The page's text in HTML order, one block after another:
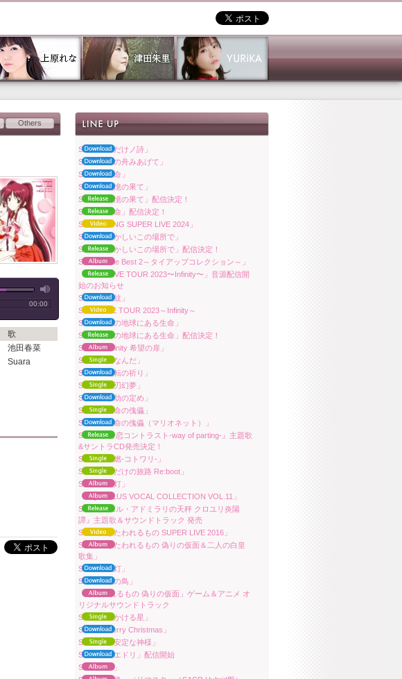
Others
00:00
歌
池田春菜
Suara
Suara「君だけノ詩」
Suara「月の舟みあげて」
Suara「響命」
Suara「記憶の果て」
Suara「記憶の果て」配信決定！
Suara「響命」配信決定！
Suara「KING SUPER LIVE 2024」
Suara「懐かしいこの場所で」
Suara「懐かしいこの場所で」配信決定！
Suara「The Best 2～タイアップコレクション～」
「Suara LIVE TOUR 2023〜Infinity〜」音源配信開
始のお知らせ
Suara「波紋」
Suara LIVE TOUR 2023～Infinity～
Suara「この地球にある生命」
Suara「この地球にある生命」配信決定！
Suara「Infinity 希望の扉」
Suara「人なんだ」
Suara「流転の祈り」
Suara「戦刃幻夢」
Suara「永劫の定め」
Suara「天命の傀儡」
Suara「天命の傀儡（マリオネット）」
Suara 『片恋コントラスト-way of parting-』主題歌
&サントラCD発売決定！
Suara「理燃-コトワリ-」
Suara「君だけの旅路 Re:boot」
Suara「星灯」
「AQUAPLUS VOCAL COLLECTION VOL.11」
Suara 『ニル・アドミラリの天秤 クロユリ炎陽
譚』主題歌＆サウンドトラック 発売
Suara「うたわれるもの SUPER LIVE 2016」
Suara「うたわれるもの 偽りの仮面＆二人の白皇
歌集」
Suara「星灯」
Suara「焔の鳥」
「うたわれるもの 偽りの仮面」ゲーム＆アニメ オ
リジナルサウンドトラック
Suara「天かける星」
Suara「Merry Christmas」
Suara「不安定な神様」
Suara「ヌエドリ」配信開始
Suara「声」